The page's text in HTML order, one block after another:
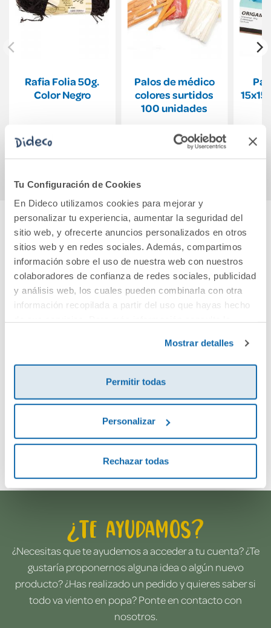
Tu Configuración de Cookies
En Dideco utilizamos cookies para mejorar y
personalizar tu experiencia, aumentar la seguridad del
sitio web, y ofrecerte anuncios personalizados en otros
sitios web y en redes sociales. Además, compartimos
información sobre el uso de nuestra web con nuestros
colaboradores de confianza de redes sociales, publicidad
y análisis web, los cuales pueden combinarla con otra
información recopilada a partir del uso que hayas hecho
Mostrar detalles
Permitir todas
Personalizar
Rechazar todas
Rafia Folia 50g.
Color Negro
Palos de médico
colores surtidos
100 unidades
Comprar
Cuéntanos tu opinión
¡Sé el primero en valorar este producto!
Envía tu opinión
¿Te ayudamos?
¿Necesitas que te ayudemos a acceder a tu cuenta? ¿Te
gustaría proponernos alguna idea o algún nuevo
producto? ¿Has realizado un pedido y quieres saber si
todo va viento en popa? Ponte en contacto con
nosotros.